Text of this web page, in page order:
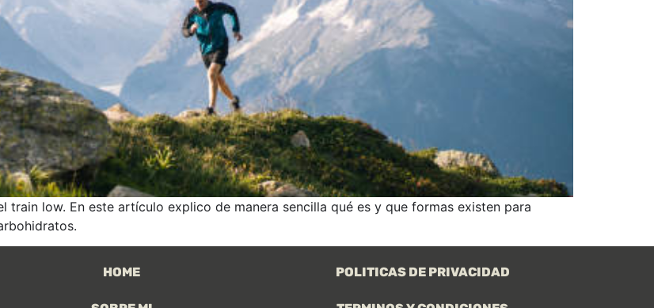
low. En este artículo explico de manera sencilla qué es y que formas existen para
HOME POLITICAS DE PRIVACIDAD